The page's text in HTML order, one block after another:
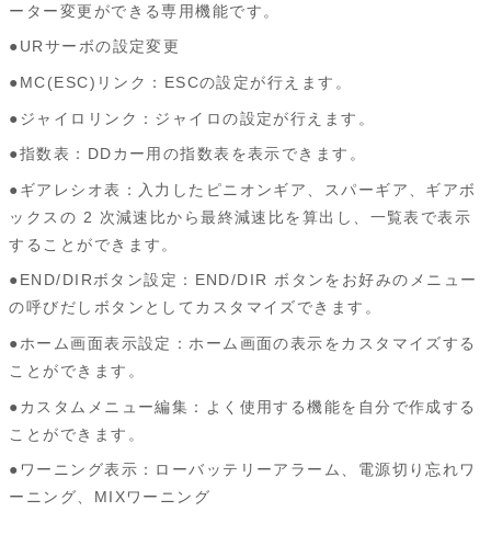
ーター変更ができる専用機能です。
●URサーボの設定変更
●MC(ESC)リンク：ESCの設定が行えます。
●ジャイロリンク：ジャイロの設定が行えます。
●指数表：DDカー用の指数表を表示できます。
●ギアレシオ表：入力したピニオンギア、スパーギア、ギアボ
ックスの 2 次減速比から最終減速比を算出し、一覧表で表示
することができます。
●END/DIRボタン設定：END/DIR ボタンをお好みのメニュー
の呼びだしボタンとしてカスタマイズできます。
●ホーム画面表示設定：ホーム画面の表示をカスタマイズする
ことができます。
●カスタムメニュー編集：よく使用する機能を自分で作成する
ことができます。
●ワーニング表示：ローバッテリーアラーム、電源切り忘れワ
ーニング、MIXワーニング